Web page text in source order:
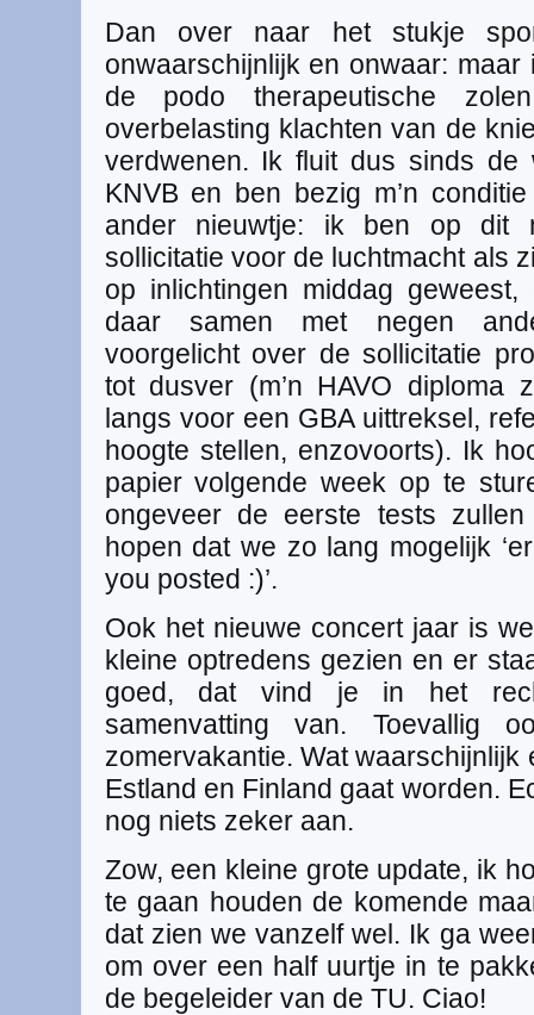
Dan over naar het stukje
onwaarschijnlijk en onwaar:
de podo therapeutische
overbelasting klachten van de
verdwenen. Ik fluit dus sinds de
KNVB en ben bezig m’n
ander nieuwtje: ik ben op dit
sollicitatie voor de luchtmacht als
op inlichtingen middag
daar samen met negen
voorgelicht over de sollicitatie
tot dusver (m’n HAVO diploma
langs voor een GBA uittreksel,
hoogte stellen, enzovoorts). Ik
papier volgende week op te
ongeveer de eerste tests
hopen dat we zo lang mogelijk
you posted :)’.
Ook het nieuwe concert jaar is
kleine optredens gezien en er
goed, dat vind je in het
samenvatting van. Toevallig
zomervakantie. Wat
Estland en Finland gaat worden.
nog niets zeker aan.
Zow, een kleine grote update, ik
te gaan houden de komende
dat zien we vanzelf wel. Ik ga
om over een half uurtje in te
de begeleider van de TU. Ciao!